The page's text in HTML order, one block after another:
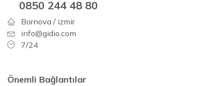
0850 244 48 80
Bornova / izmir
info@gidio.com
7/24
Önemli Bağlantılar